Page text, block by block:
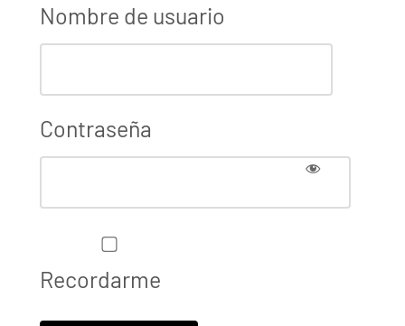
Nombre de usuario
Contraseña
Recordarme